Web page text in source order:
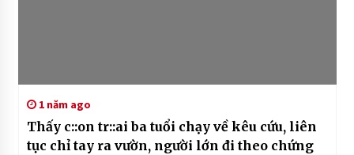
1 năm ago
Thấy c::on tr::ai ba tuổi chạy về kêu cứu, liên
tục chỉ tay ra vườn, người lớn đi theo chứng